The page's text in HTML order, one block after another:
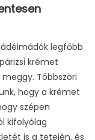
legfőbb
krémet
Többszöri
hogy a krémet
szépen
kifolyólag
is a tetején, és